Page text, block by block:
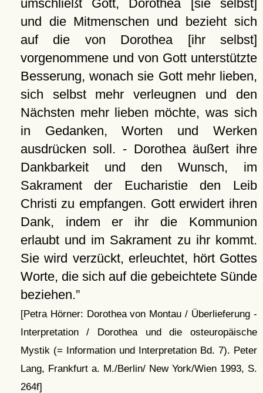
umschließt Gott, Dorothea [sie selbst]
und die Mitmenschen und bezieht sich
auf die von Dorothea [ihr selbst]
vorgenommene und von Gott unterstützte
Besserung, wonach sie Gott mehr lieben,
sich selbst mehr verleugnen und den
Nächsten mehr lieben möchte, was sich
in Gedanken, Worten und Werken
ausdrücken soll. - Dorothea äußert ihre
Dankbarkeit und den Wunsch, im
Sakrament der Eucharistie den Leib
Christi zu empfangen. Gott erwidert ihren
Dank, indem er ihr die Kommunion
erlaubt und im Sakrament zu ihr kommt.
Sie wird verzückt, erleuchtet, hört Gottes
Worte, die sich auf die gebeichtete Sünde
beziehen.
[Petra Hörner: Dorothea von Montau / Überlieferung -
Interpretation / Dorothea und die osteuropäische
Mystik (= Information und Interpretation Bd. 7). Peter
Lang, Frankfurt a. M./Berlin/ New York/Wien 1993, S.
264f]